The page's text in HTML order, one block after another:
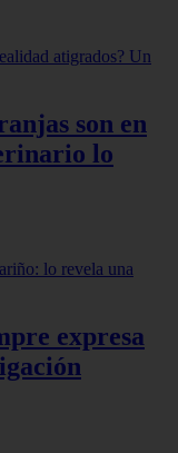
son en
lo
expresa